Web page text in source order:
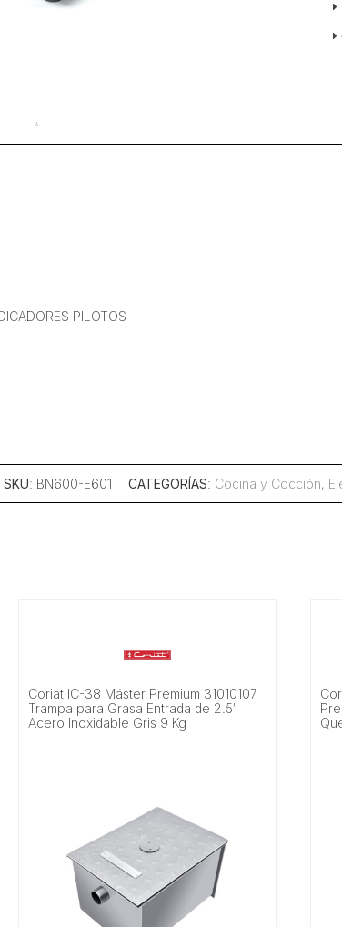
8
PILOTOS
SKU: BN600-E601 CATEGORÍAS: Cocina y Cocción,
Coriat IC-38 Máster Premium 31010107
Trampa para Grasa Entrada de 2.5″
Acero Inoxidable Gris 9 Kg